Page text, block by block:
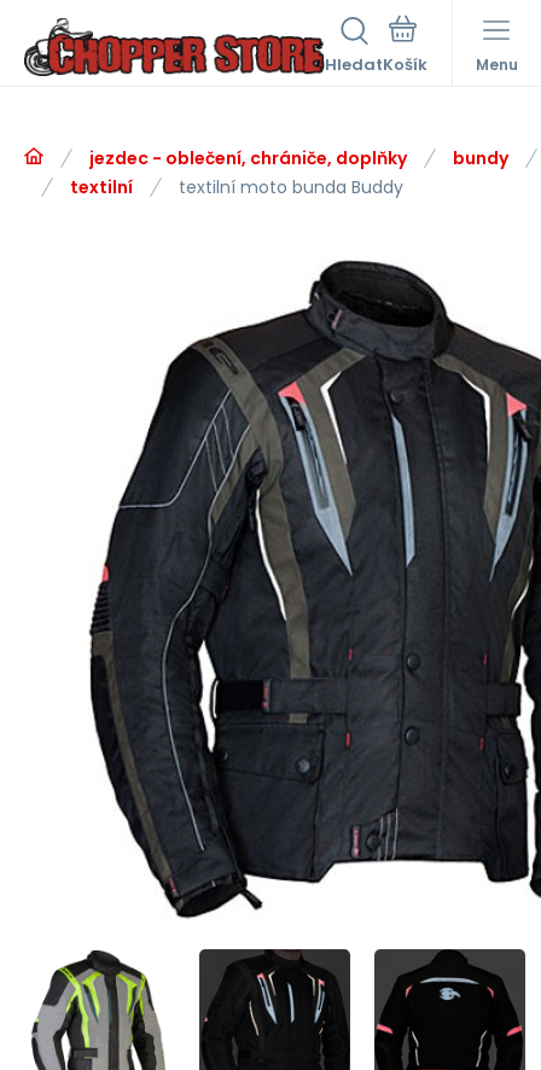
Hledat Menu
jezdec - oblečení, chrániče, doplňky
bundy
textilní
textilní moto bunda Buddy